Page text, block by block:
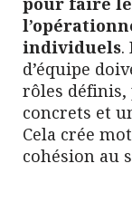
individuels.
d’équipe
rôles
concrets et
Cela crée
cohésion au